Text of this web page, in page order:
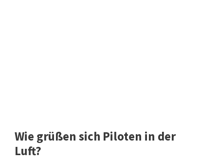
Wie grüßen sich Piloten in der
Luft?